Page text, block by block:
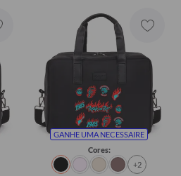
GANHE UMA NECESSAIRE
Cores:
+2